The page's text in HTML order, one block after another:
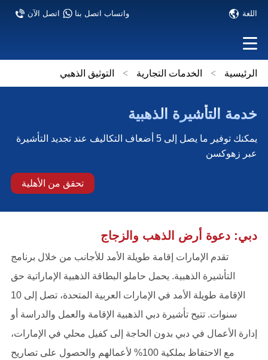
واتساب اتصل بنا اتصل الآن اللغة
الرئيسية > الخدمات التجارية > التوثيق الذهبي
خدمة التأشيرة الذهبية
يمكنك توفير ما يصل إلى 5 أضعاف التكاليف عند تجديد التأشيرة
عبر زهوكسن
تحقق من الأهلية
دبي: دعوة أرض الذهب والزجاج
تقدم الإمارات إقامة طويلة الأمد للأجانب من خلال برنامج
التأشيرة الذهبية. يحمل حاملو البطاقة الذهبية الإماراتية حق
الإقامة طويلة الأمد في الإمارات العربية المتحدة، تصل إلى 10
سنوات. تتيح تأشيرة دبي الذهبية الإقامة والعمل والدراسة أو
إدارة الأعمال في دبي بدون الحاجة إلى كفيل محلي في الإمارات،
مع الاحتفاظ بملكية 100% لأعمالهم والحصول على تصاريح